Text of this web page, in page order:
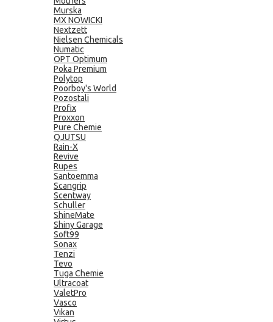
Murska
MX NOWICKI
Nextzett
Nielsen Chemicals
Numatic
OPT Optimum
Poka Premium
Polytop
Poorboy's World
Pozostali
Profix
Proxxon
Pure Chemie
QJUTSU
Rain-X
Revive
Rupes
Santoemma
Scangrip
Scentway
Schuller
ShineMate
Shiny Garage
Soft99
Sonax
Tenzi
Tevo
Tuga Chemie
Ultracoat
ValetPro
Vasco
Vikan